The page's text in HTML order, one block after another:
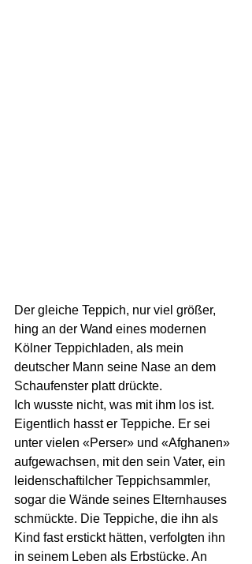
Der gleiche Teppich, nur viel größer,
hing an der Wand eines modernen
Kölner Teppichladen, als mein
deutscher Mann seine Nase an dem
Schaufenster platt drückte.
Ich wusste nicht, was mit ihm los ist.
Eigentlich hasst er Teppiche. Er sei
unter vielen «Perser» und «Afghanen»
aufgewachsen, mit den sein Vater, ein
leidenschaftilcher Teppichsammler,
sogar die Wände seines Elternhauses
schmückte. Die Teppiche, die ihn als
Kind fast erstickt hätten, verfolgten ihn
in seinem Leben als Erbstücke. An